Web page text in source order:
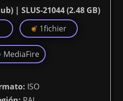
| SLUS-21044 (2.48 GB)
1fichier
MediaFire
ISO